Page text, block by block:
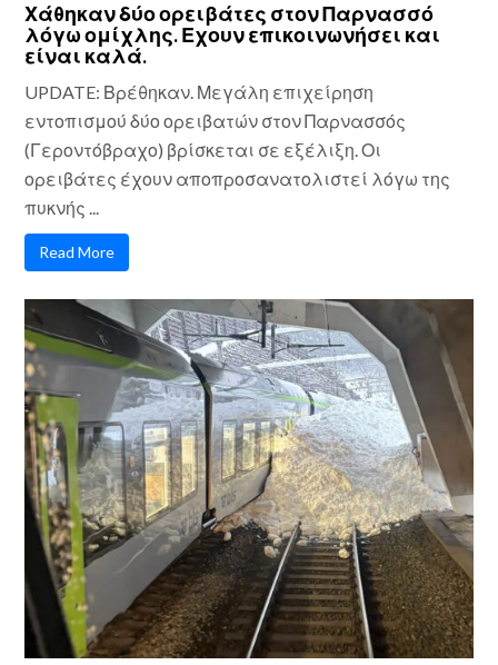
Χάθηκαν δύο ορειβάτες στον Παρνασσό
λόγω ομίχλης. Εχουν επικοινωνήσει και
είναι καλά.
UPDATE: Βρέθηκαν. Μεγάλη επιχείρηση
εντοπισμού δύο ορειβατών στον Παρνασσός
(Γεροντόβραχο) βρίσκεται σε εξέλιξη. Οι
ορειβάτες έχουν αποπροσανατολιστεί λόγω της
πυκνής ...
Read More